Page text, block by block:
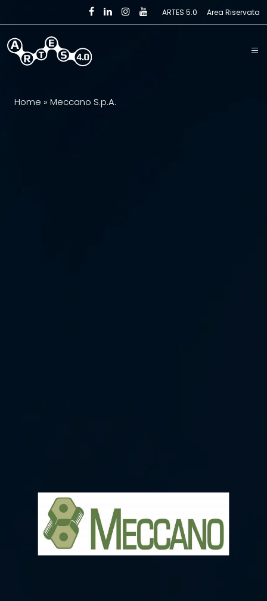
Skip to main content ARTES 5.0 Area Riservata
Home » Meccano S.p.A.